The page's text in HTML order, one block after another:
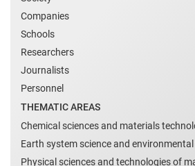
Companies
Schools
Researchers
Journalists
Personnel
THEMATIC AREAS
Chemical sciences and materials
Earth system science and
Physical sciences and technologies of